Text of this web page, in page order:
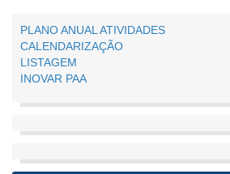
PLANO ANUAL ATIVIDADES
CALENDARIZAÇÃO
LISTAGEM
INOVAR PAA